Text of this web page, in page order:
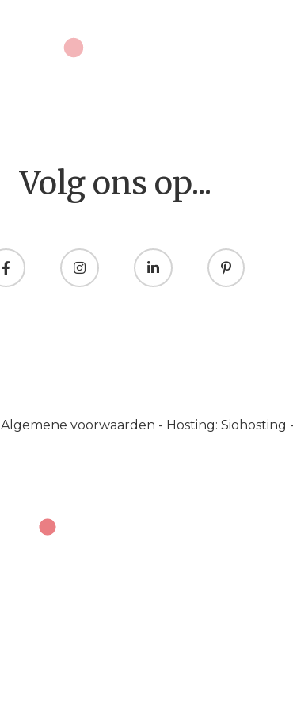
Volg ons op...
Algemene voorwaarden - Hosting: Siohosting -